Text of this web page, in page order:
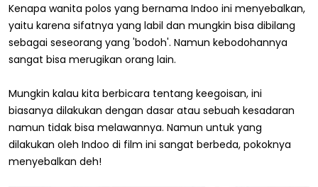
Kenapa wanita polos yang bernama Indoo ini menyebalkan,
yaitu karena sifatnya yang labil dan mungkin bisa dibilang
sebagai seseorang yang 'bodoh'. Namun kebodohannya
sangat bisa merugikan orang lain.
Mungkin kalau kita berbicara tentang keegoisan, ini
biasanya dilakukan dengan dasar atau sebuah kesadaran
namun tidak bisa melawannya. Namun untuk yang
dilakukan oleh Indoo di film ini sangat berbeda, pokoknya
menyebalkan deh!